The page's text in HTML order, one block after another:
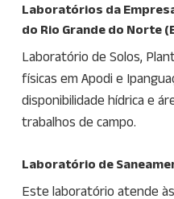
Laboratórios da
do Rio Grande do Norte
Laboratório de Solos,
físicas em Apodi e
disponibilidade hídrica e
trabalhos de campo.
Laboratório de
Este laboratório atende